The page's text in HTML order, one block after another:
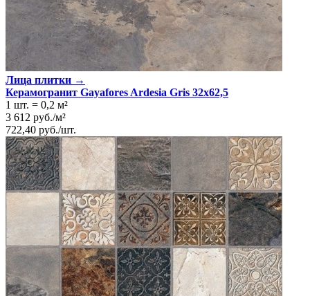
Лица плитки →
Керамогранит Gayafores Ardesia Gris 32x62,5
1 шт. = 0,2 м²
3 612 руб./м²
722,40 руб./шт.